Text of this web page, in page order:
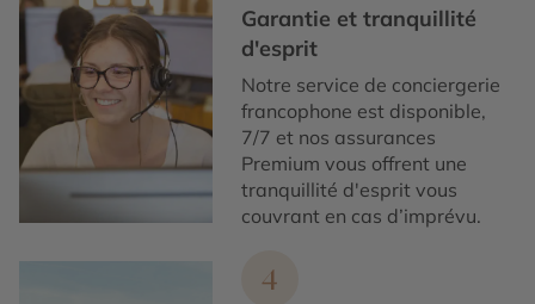
Garantie et tranquillité
d'esprit
Notre service de conciergerie
francophone est disponible,
7/7 et nos assurances
Premium vous offrent une
tranquillité d'esprit vous
couvrant en cas d’imprévu.
4